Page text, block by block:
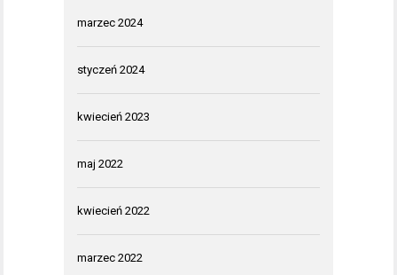
marzec 2024
styczeń 2024
kwiecień 2023
maj 2022
kwiecień 2022
marzec 2022